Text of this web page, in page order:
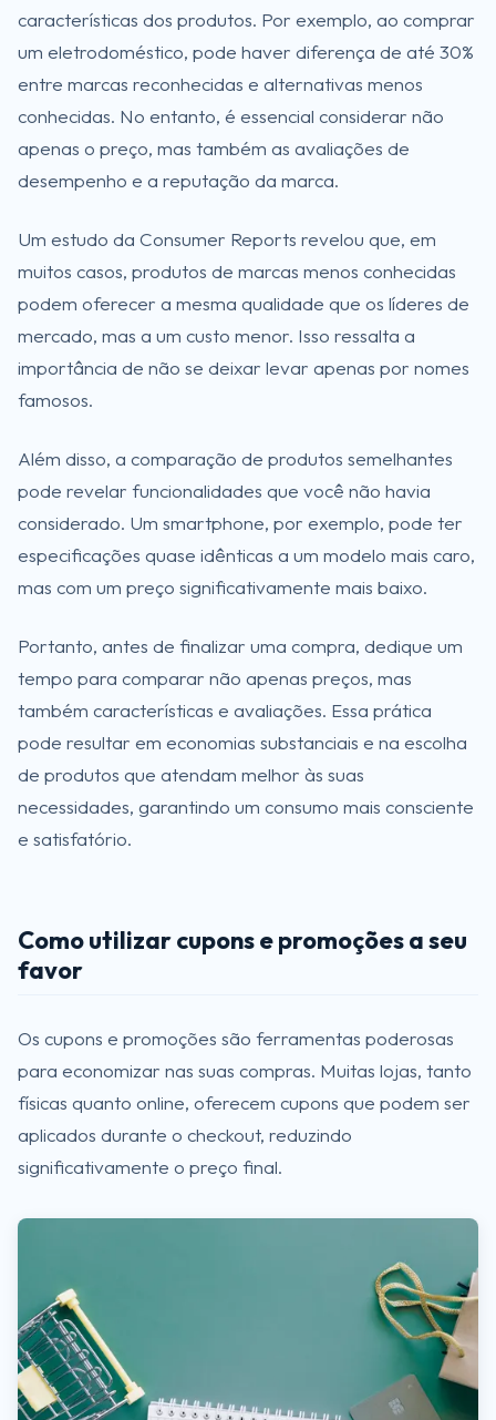
características dos produtos. Por exemplo, ao comprar
um eletrodoméstico, pode haver diferença de até 30%
entre marcas reconhecidas e alternativas menos
conhecidas. No entanto, é essencial considerar não
apenas o preço, mas também as avaliações de
desempenho e a reputação da marca.
Um estudo da Consumer Reports revelou que, em
muitos casos, produtos de marcas menos conhecidas
podem oferecer a mesma qualidade que os líderes de
mercado, mas a um custo menor. Isso ressalta a
importância de não se deixar levar apenas por nomes
famosos.
Além disso, a comparação de produtos semelhantes
pode revelar funcionalidades que você não havia
considerado. Um smartphone, por exemplo, pode ter
especificações quase idênticas a um modelo mais caro,
mas com um preço significativamente mais baixo.
Portanto, antes de finalizar uma compra, dedique um
tempo para comparar não apenas preços, mas
também características e avaliações. Essa prática
pode resultar em economias substanciais e na escolha
de produtos que atendam melhor às suas
necessidades, garantindo um consumo mais consciente
e satisfatório.
Como utilizar cupons e promoções a seu
favor
Os cupons e promoções são ferramentas poderosas
para economizar nas suas compras. Muitas lojas, tanto
físicas quanto online, oferecem cupons que podem ser
aplicados durante o checkout, reduzindo
significativamente o preço final.